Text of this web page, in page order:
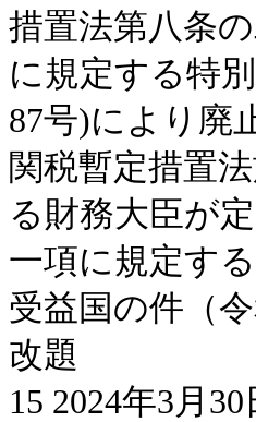
措置法第八条
に規定する特
87号)により廃
関税暫定措置
る財務大臣が
一項に規定す
受益国の件（
改題
15 2024年3月